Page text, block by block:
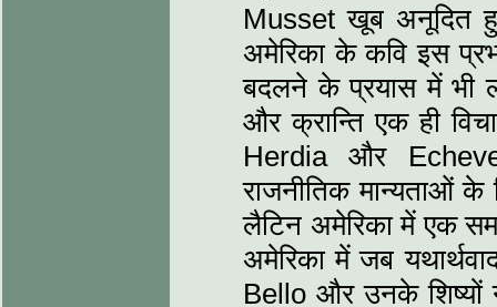
Musset खूब अनूदित
अमेरिका के कवि इस
बदलने के प्रयास में भी
और क्रान्ति एक ही
Herdia और
राजनीतिक मान्यताओं
लैटिन अमेरिका में एक
अमेरिका में जब
Bello और उनके